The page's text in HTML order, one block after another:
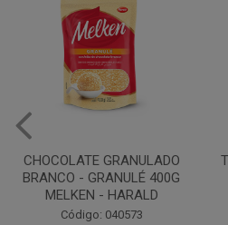
TRIGO SEM FERMENTO 1KG
TRIGOLAR
Código: 001811